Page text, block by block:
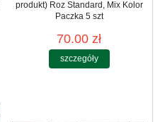
produkt) Roz Standard, Mix Kolor
Paczka 5 szt
70.00 zł
szczegóły